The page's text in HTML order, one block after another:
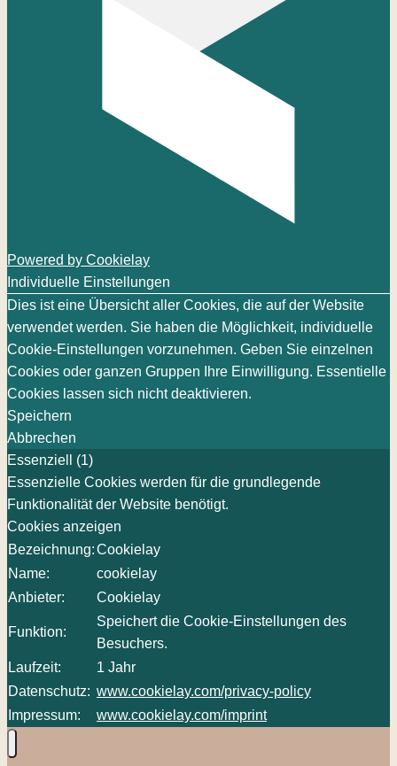
Powered by Cookielay
Individuelle Einstellungen
Dies ist eine Übersicht aller Cookies, die auf der Website
verwendet werden. Sie haben die Möglichkeit, individuelle
Cookie-Einstellungen vorzunehmen. Geben Sie einzelnen
Cookies oder ganzen Gruppen Ihre Einwilligung. Essentielle
Cookies lassen sich nicht deaktivieren.
Speichern
Abbrechen
Essenziell (1)
Essenzielle Cookies werden für die grundlegende
Funktionalität der Website benötigt.
Cookies anzeigen
Bezeichnung:Cookielay
Name:
cookielay
Anbieter:
Cookielay
Funktion:
Speichert die Cookie-Einstellungen des
Besuchers.
Laufzeit:
1 Jahr
Datenschutz: www.cookielay.com/privacy-policy
Impressum:
www.cookielay.com/imprint